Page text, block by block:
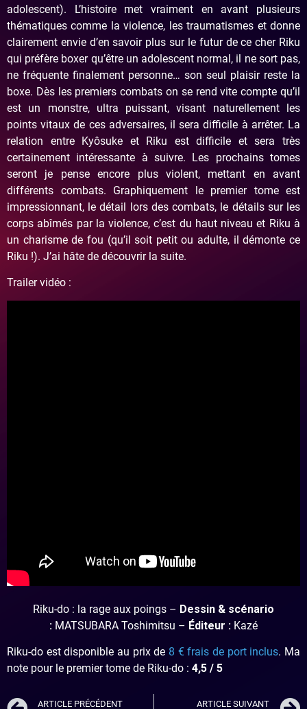
adolescent). L’histoire met vraiment en avant plusieurs
thématiques comme la violence, les traumatismes et donne
clairement envie d’en savoir plus sur le futur de ce cher Riku
qui préfère boxer qu’être un adolescent normal, il ne sort pas,
ne fréquente finalement personne… son seul plaisir reste la
boxe. Dès les premiers combats on se rend vite compte qu’il
est un monstre, ultra puissant, visant naturellement les
points vitaux de ces adversaires, il sera difficile à arrêter. La
relation entre Kyôsuke et Riku est difficile et sera très
certainement intéressante à suivre. Les prochains tomes
seront je pense encore plus violent, mettant en avant
différents combats. Graphiquement le premier tome est
impressionnant, le détail lors des combats, le détails sur les
corps abîmés par la violence, c’est du haut niveau et Riku à
un charisme de fou (qu’il soit petit ou adulte, il démonte ce
Riku !). J’ai hâte de découvrir la suite.
Trailer vidéo :
Riku-do : la rage aux poings – Dessin & scénario
: MATSUBARA Toshimitsu – Éditeur : Kazé
Riku-do est disponible au prix de 8 € frais de port inclus. Ma
note pour le premier tome de Riku-do : 4,5 / 5
ARTICLE PRÉCÉDENT ARTICLE SUIVANT